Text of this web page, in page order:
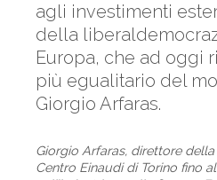
agli investimenti
della
Europa, che ad oggi
più egualitario del
Giorgio Arfaras.
Giorgio Arfaras, direttore
Centro Einaudi di Torino fino